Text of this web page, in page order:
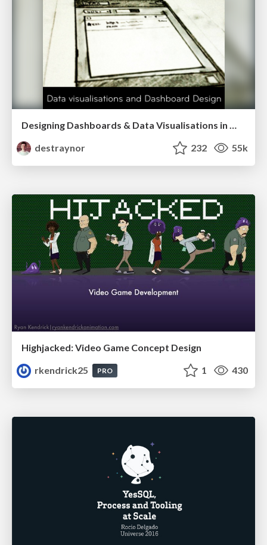
Designing Dashboards & Data Visualisations in Web Apps
destraynor
232 55k
Highjacked: Video Game Concept Design
rkendrick25
PRO 1 430